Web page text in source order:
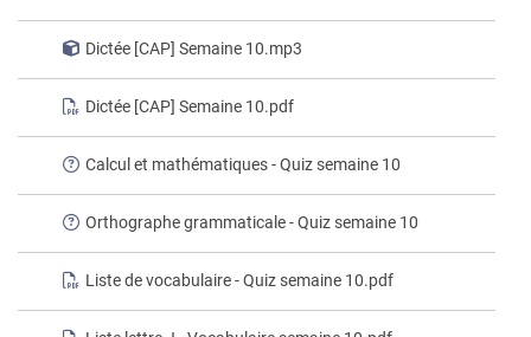
Dictée [CAP] Semaine 10.mp3
Dictée [CAP] Semaine 10.pdf
Calcul et mathématiques - Quiz semaine 10
Orthographe grammaticale - Quiz semaine 10
Liste de vocabulaire - Quiz semaine 10.pdf